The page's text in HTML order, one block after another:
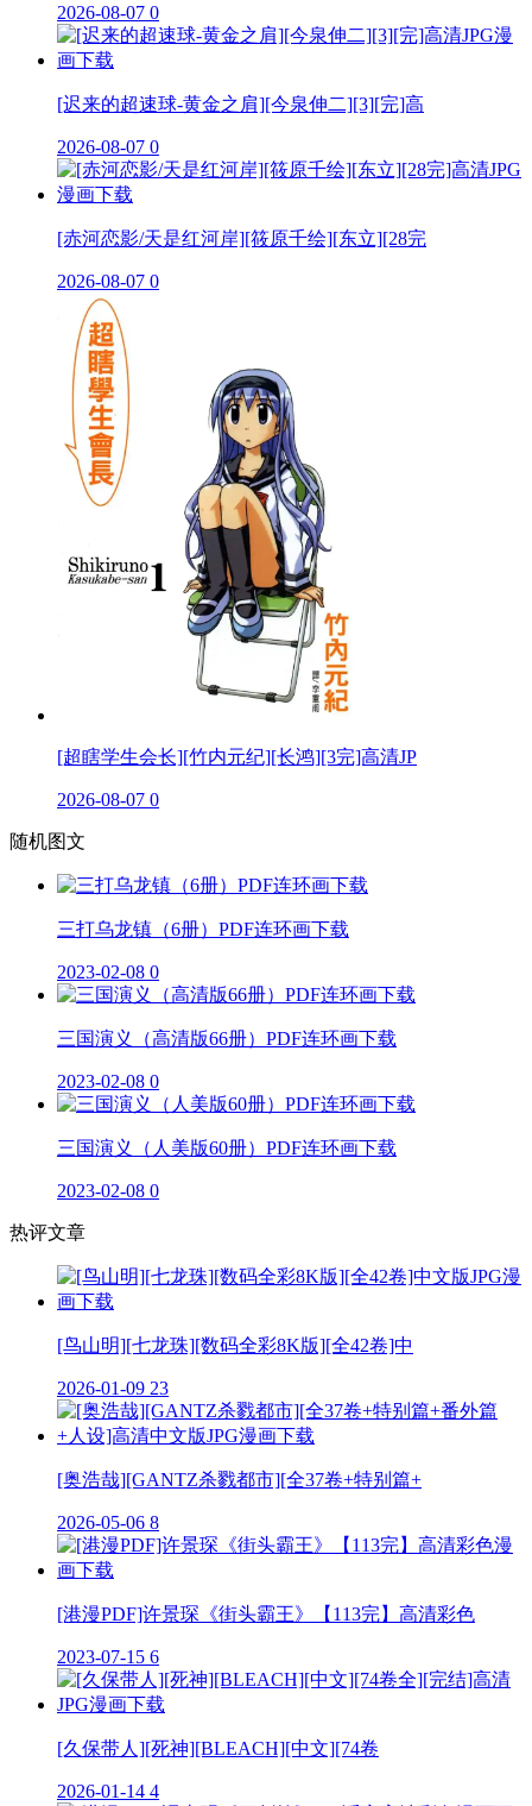
2026-08-07 0
[迟来的超速球-黄金之肩][今泉伸二][3][完]高
2026-08-07 0
[赤河恋影/天是红河岸][筱原千绘][东立][28完
2026-08-07 0
[超瞎学生会长][竹内元纪][长鸿][3完]高清JP
2026-08-07 0
随机图文
三打乌龙镇（6册）PDF连环画下载
2023-02-08 0
三国演义（高清版66册）PDF连环画下载
2023-02-08 0
三国演义（人美版60册）PDF连环画下载
2023-02-08 0
热评文章
[鸟山明][七龙珠][数码全彩8K版][全42卷]中
2026-01-09 23
[奥浩哉][GANTZ杀戮都市][全37卷+特别篇+
2026-05-06 8
[港漫PDF]许景琛《街头霸王》【113完】高清彩色
2023-07-15 6
[久保带人][死神][BLEACH][中文][74卷
2026-01-14 4